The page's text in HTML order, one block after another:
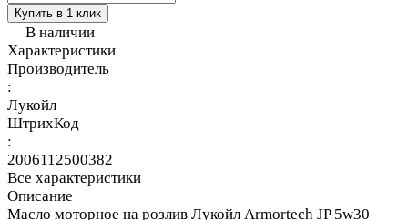
Купить в 1 клик
В наличии
Характеристики
Производитель
:
Лукойл
ШтрихКод
:
2006112500382
Все характеристики
Описание
Масло моторное на розлив Лукойл Armortech JP 5w30